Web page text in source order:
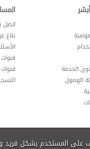
الخدمة
الوصول
اتصل
بلاغ
على المستخدم بشكل